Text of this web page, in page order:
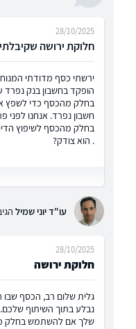
חלוקת ירושה שקיבלתי
28/10/2025
ירשתי כסף מדודתי
הופקד בחשבון בנק
בחלק מהכסף כדי לשפץ
חשבון נפרד. אנחנו לפני
בחלק מהכסף לשיפוץ
. הוא צודק?
עו"ד יוני שמיל
חלוקת ירושה
28/10/2025
גלית שלום רב, הכסף
נבלע בתוך השיתוף
שלך אם להשתמש בחלק